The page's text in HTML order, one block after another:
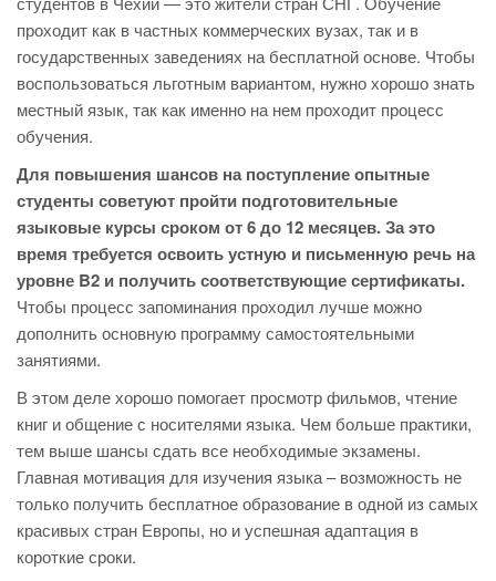
проходит как в частных коммерческих вузах, так и в
государственных заведениях на бесплатной основе. Чтобы
воспользоваться льготным вариантом, нужно хорошо знать
местный язык, так как именно на нем проходит процесс
обучения.
Для повышения шансов на поступление опытные
студенты советуют пройти подготовительные
языковые курсы сроком от 6 до 12 месяцев. За это
время требуется освоить устную и письменную речь на
уровне B2 и получить соответствующие сертификаты.
Чтобы процесс запоминания проходил лучше можно
дополнить основную программу самостоятельными
занятиями.
В этом деле хорошо помогает просмотр фильмов, чтение
книг и общение с носителями языка. Чем больше практики,
тем выше шансы сдать все необходимые экзамены.
Главная мотивация для изучения языка – возможность не
только получить бесплатное образование в одной из самых
красивых стран Европы, но и успешная адаптация в
короткие сроки.